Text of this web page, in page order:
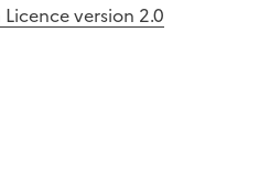
version 2.0